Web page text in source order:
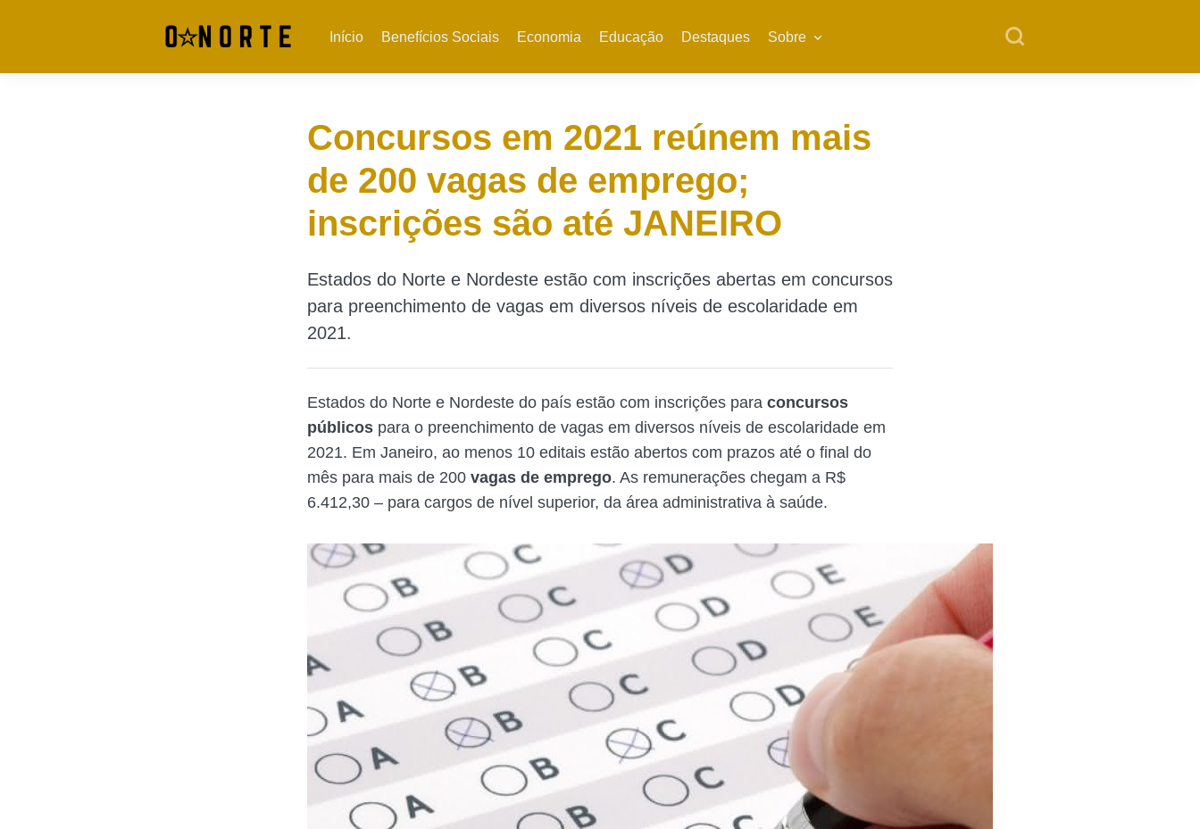
Início Benefícios Sociais Economia Educação Destaques Sobre
Concursos em 2021 reúnem mais
de 200 vagas de emprego;
inscrições são até JANEIRO
Estados do Norte e Nordeste estão com inscrições abertas em concursos
para preenchimento de vagas em diversos níveis de escolaridade em
2021.
Estados do Norte e Nordeste do país estão com inscrições para concursos
públicos para o preenchimento de vagas em diversos níveis de escolaridade em
2021. Em Janeiro, ao menos 10 editais estão abertos com prazos até o final do
mês para mais de 200 vagas de emprego. As remunerações chegam a R$
6.412,30 – para cargos de nível superior, da área administrativa à saúde.